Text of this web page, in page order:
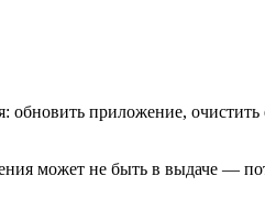
приложение, очистить
может не быть в выдаче —